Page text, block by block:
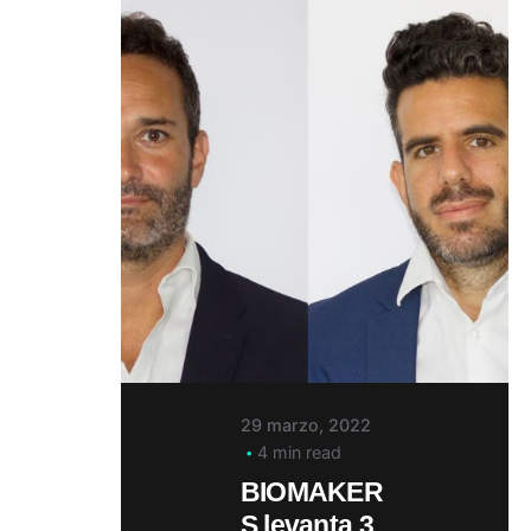
29 marzo, 2022
4 min read
BIOMAKER